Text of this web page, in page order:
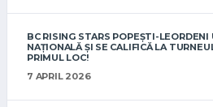
BC RISING STARS POPEȘTI-LEORDENI
NAȚIONALĂ ȘI SE CALIFICĂ LA
PRIMUL LOC!
7 APRIL 2026